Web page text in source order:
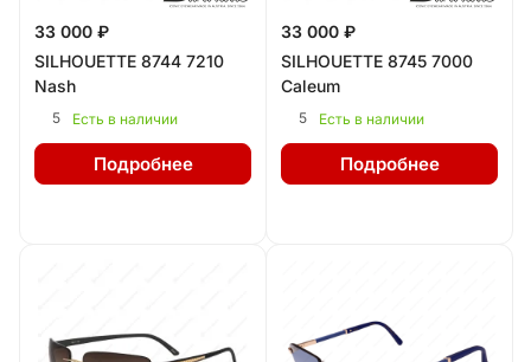
33 000 ₽
SILHOUETTE 8744 7210
Nash
5 Есть в наличии
Подробнее
33 000 ₽
SILHOUETTE 8745 7000
Caleum
5 Есть в наличии
Подробнее